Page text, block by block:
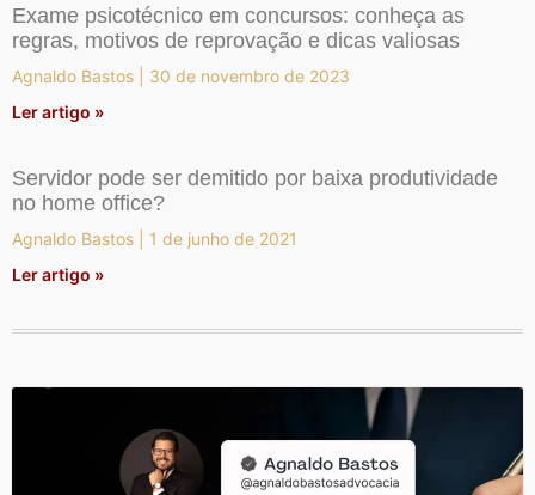
Exame psicotécnico em concursos: conheça as
regras, motivos de reprovação e dicas valiosas
Agnaldo Bastos
30 de novembro de 2023
Ler artigo »
Servidor pode ser demitido por baixa produtividade
no home office?
Agnaldo Bastos
1 de junho de 2021
Ler artigo »